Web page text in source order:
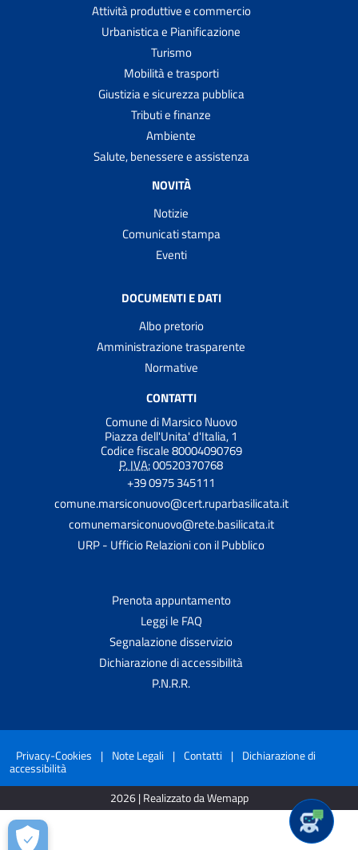
Attività produttive e commercio
Urbanistica e Pianificazione
Turismo
Mobilità e trasporti
Giustizia e sicurezza pubblica
Tributi e finanze
Ambiente
Salute, benessere e assistenza
NOVITÀ
Notizie
Comunicati stampa
Eventi
DOCUMENTI E DATI
Albo pretorio
Amministrazione trasparente
Normative
CONTATTI
Comune di Marsico Nuovo
Piazza dell'Unita' d'Italia, 1
Codice fiscale 80004090769
P. IVA:00520370768
+39 0975 345111
comune.marsiconuovo@cert.ruparbasilicata.it
comunemarsiconuovo@rete.basilicata.it
URP - Ufficio Relazioni con il Pubblico
Prenota appuntamento
Leggi le FAQ
Segnalazione disservizio
Dichiarazione di accessibilità
P.N.R.R.
Privacy-Cookies | Note Legali | Contatti | Dichiarazione di
accessibilità
2026 | Realizzato da Wemapp